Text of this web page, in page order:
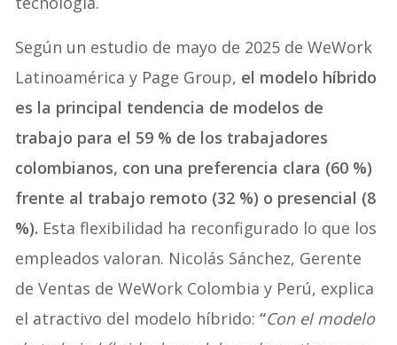
Según un estudio de mayo de 2025 de WeWork
Latinoamérica y Page Group, el modelo híbrido
es la principal tendencia de modelos de
trabajo para el 59 % de los trabajadores
colombianos, con una preferencia clara (60 %)
frente al trabajo remoto (32 %) o presencial (8
%). Esta flexibilidad ha reconfigurado lo que los
empleados valoran. Nicolás Sánchez, Gerente
de Ventas de WeWork Colombia y Perú, explica
el atractivo del modelo híbrido:“Con el modelo